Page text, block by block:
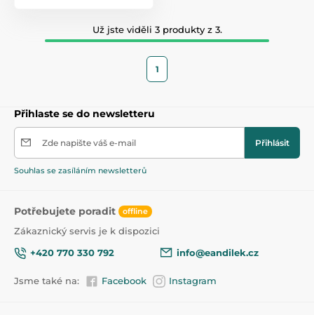
Už jste viděli 3 produkty z 3.
1
Přihlaste se do newsletteru
Zde napište váš e-mail Přihlásit
Souhlas se zasíláním newsletterů
Potřebujete poradit offline
Zákaznický servis je k dispozici
+420 770 330 792
info@eandilek.cz
Jsme také na: Facebook Instagram